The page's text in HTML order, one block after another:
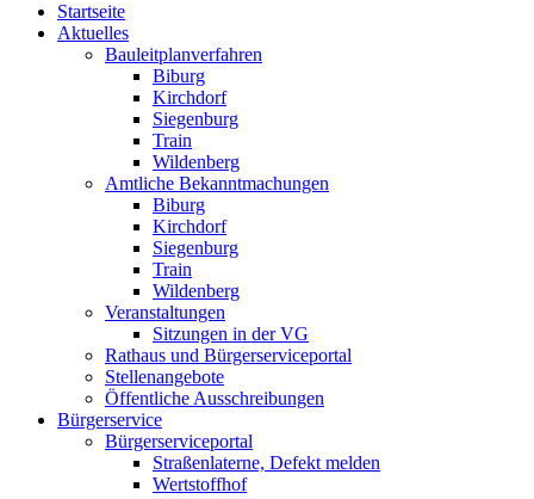
Startseite
Aktuelles
Bauleitplanverfahren
Biburg
Kirchdorf
Siegenburg
Train
Wildenberg
Amtliche Bekanntmachungen
Biburg
Kirchdorf
Siegenburg
Train
Wildenberg
Veranstaltungen
Sitzungen in der VG
Rathaus und Bürgerserviceportal
Stellenangebote
Öffentliche Ausschreibungen
Bürgerservice
Bürgerserviceportal
Straßenlaterne, Defekt melden
Wertstoffhof